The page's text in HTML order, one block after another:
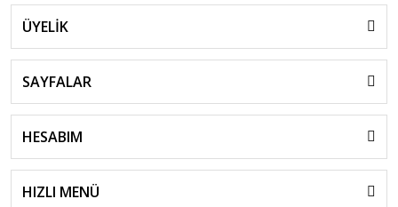
ÜYELİK
SAYFALAR
HESABIM
HIZLI MENÜ